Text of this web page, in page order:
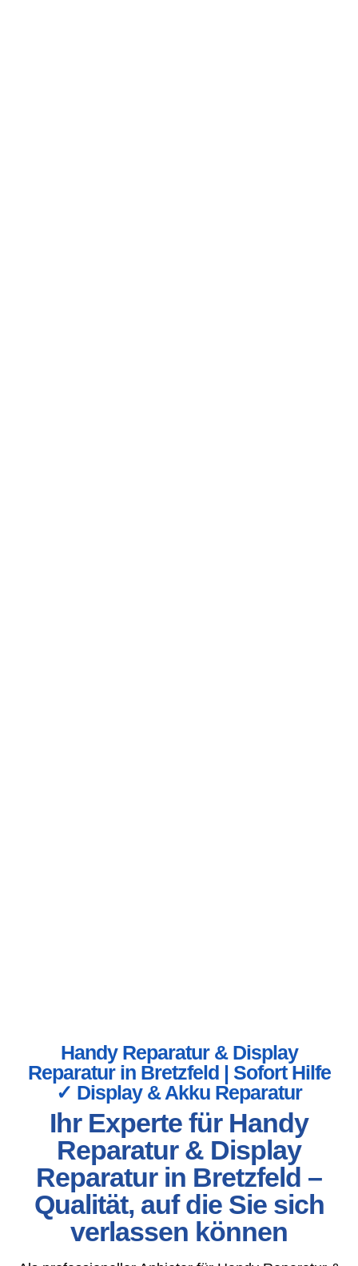
Handy Reparatur & Display
Reparatur in Bretzfeld | Sofort Hilfe
✓ Display & Akku Reparatur
Ihr Experte für Handy
Reparatur & Display
Reparatur in Bretzfeld –
Qualität, auf die Sie sich
verlassen können